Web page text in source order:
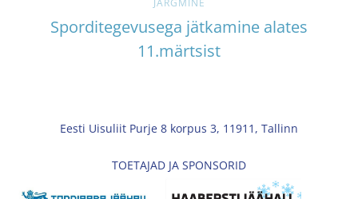
Sporditegevusega jätkamine alates
11.märtsist
Eesti Uisuliit Purje 8 korpus 3, 11911, Tallinn
TOETAJAD JA SPONSORID